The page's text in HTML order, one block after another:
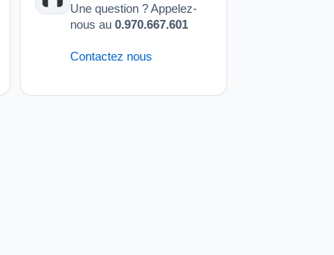
Une question ? Appelez-
nous au 0.970.667.601
Contactez nous